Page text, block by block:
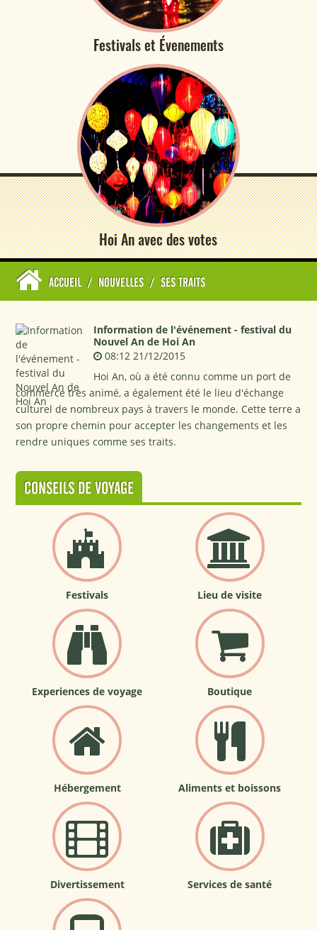
Festivals et Évenements
Hoi An avec des votes
ACCUEIL / NOUVELLES / SES TRAITS
Information de l'événement - festival du
Nouvel An de Hoi An
08:12 21/12/2015
Hoi An, où a été connu comme un port de
commerce très animé, a également été le lieu d'échange
culturel de nombreux pays à travers le monde. Cette terre a
son propre chemin pour accepter les changements et les
rendre uniques comme ses traits.
CONSEILS DE VOYAGE
Festivals Lieu de visite
Experiences de voyage Boutique
Hébergement Aliments et boissons
Divertissement Services de santé